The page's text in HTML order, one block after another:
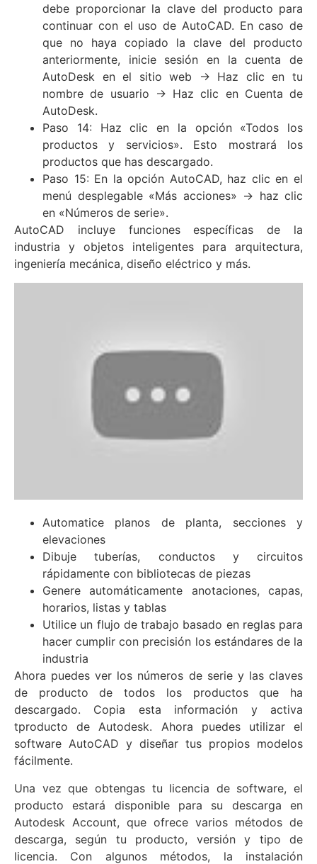
debe proporcionar la clave del producto para
continuar con el uso de AutoCAD. En caso de
que no haya copiado la clave del producto
anteriormente, inicie sesión en la cuenta de
AutoDesk en el sitio web -> Haz clic en tu
nombre de usuario -> Haz clic en Cuenta de
AutoDesk.
Paso 14: Haz clic en la opción «Todos los
productos y servicios». Esto mostrará los
productos que has descargado.
Paso 15: En la opción AutoCAD, haz clic en el
menú desplegable «Más acciones» -> haz clic
en «Números de serie».
AutoCAD incluye funciones específicas de la
industria y objetos inteligentes para arquitectura,
ingeniería mecánica, diseño eléctrico y más.
Automatice planos de planta, secciones y
elevaciones
Dibuje tuberías, conductos y circuitos
rápidamente con bibliotecas de piezas
Genere automáticamente anotaciones, capas,
horarios, listas y tablas
Utilice un flujo de trabajo basado en reglas para
hacer cumplir con precisión los estándares de la
industria
Ahora puedes ver los números de serie y las claves
de producto de todos los productos que ha
descargado. Copia esta información y activa
tproducto de Autodesk. Ahora puedes utilizar el
software AutoCAD y diseñar tus propios modelos
fácilmente.
Una vez que obtengas tu licencia de software, el
producto estará disponible para su descarga en
Autodesk Account, que ofrece varios métodos de
descarga, según tu producto, versión y tipo de
licencia. Con algunos métodos, la instalación